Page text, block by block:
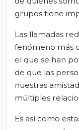
grupos tiene
Las llamadas
fenómeno más
el que se han
de que las
nuestras
múltiples
Es así como